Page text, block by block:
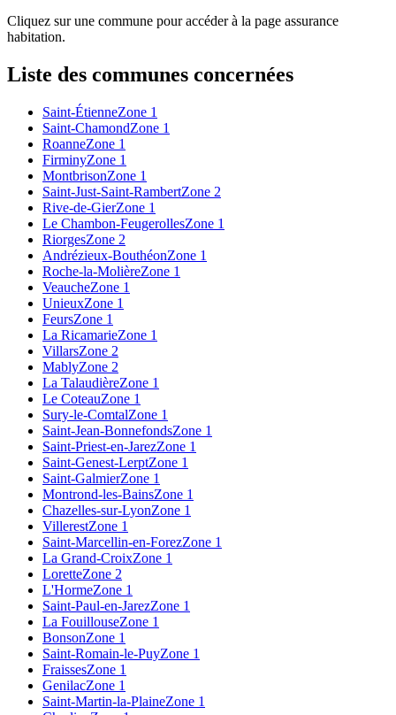
Cliquez sur une commune pour accéder à la page assurance
habitation.
Liste des communes concernées
Saint-ÉtienneZone 1
Saint-ChamondZone 1
RoanneZone 1
FirminyZone 1
MontbrisonZone 1
Saint-Just-Saint-RambertZone 2
Rive-de-GierZone 1
Le Chambon-FeugerollesZone 1
RiorgesZone 2
Andrézieux-BouthéonZone 1
Roche-la-MolièreZone 1
VeaucheZone 1
UnieuxZone 1
FeursZone 1
La RicamarieZone 1
VillarsZone 2
MablyZone 2
La TalaudièreZone 1
Le CoteauZone 1
Sury-le-ComtalZone 1
Saint-Jean-BonnefondsZone 1
Saint-Priest-en-JarezZone 1
Saint-Genest-LerptZone 1
Saint-GalmierZone 1
Montrond-les-BainsZone 1
Chazelles-sur-LyonZone 1
VillerestZone 1
Saint-Marcellin-en-ForezZone 1
La Grand-CroixZone 1
LoretteZone 2
L'HormeZone 1
Saint-Paul-en-JarezZone 1
La FouillouseZone 1
BonsonZone 1
Saint-Romain-le-PuyZone 1
FraissesZone 1
GenilacZone 1
Saint-Martin-la-PlaineZone 1